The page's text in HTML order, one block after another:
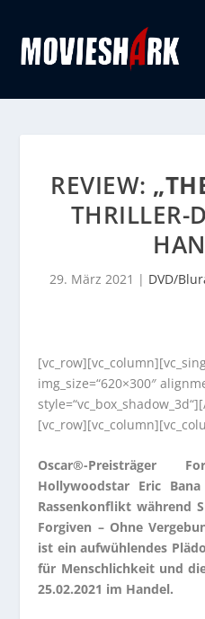
REVIEW:
THRILLER-
29. März 2021 | DVD/
img_size=“620×300″
Oscar®-Preisträger
Hollywoodstar Eric
Rassenkonflikt während
Forgiven – Ohne
ist ein aufwühlendes
für Menschlichkeit und
25.02.2021 im Handel.